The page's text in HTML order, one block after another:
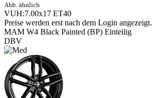
Abb. ähnlich
VUH:7.00x17 ET40
Preise werden erst nach dem Login angezeigt.
MAM W4 Black Painted (BP) Einteilig
DBV